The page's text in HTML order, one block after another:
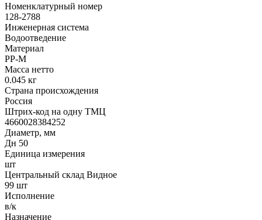
Номенклатурный номер
128-2788
Инженерная система
Водоотведение
Материал
PP-M
Масса нетто
0.045 кг
Страна происхождения
Россия
Штрих-код на одну ТМЦ
4660028384252
Диаметр, мм
Дн 50
Единица измерения
шт
Центральный склад Видное
99 шт
Исполнение
в/к
Назначение